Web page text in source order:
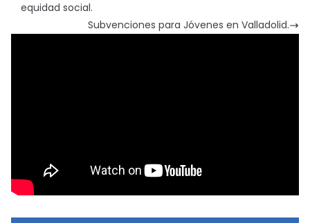
equidad social.
Subvenciones para Jóvenes en Valladolid.